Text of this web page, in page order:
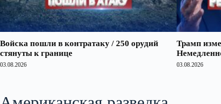
Войска пошли в контратаку / 250 орудий
стянуты к границе
03.08.2026
Трамп
03.08.2026